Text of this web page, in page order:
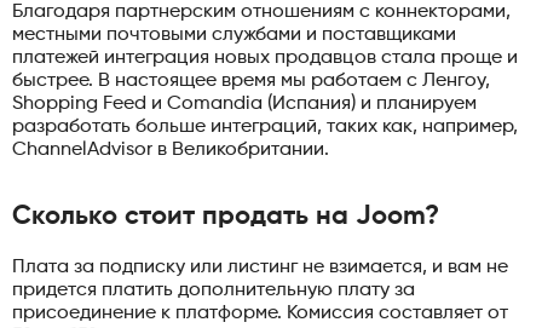
Благодаря партнерским отношениям с коннекторами,
местными почтовыми службами и поставщиками
платежей интеграция новых продавцов стала проще и
быстрее. В настоящее время мы работаем с Ленгоу,
Shopping Feed и Comandia (Испания) и планируем
разработать больше интеграций, таких как, например,
ChannelAdvisor в Великобритании.
Сколько стоит продать на Joom?
Плата за подписку или листинг не взимается, и вам не
придется платить дополнительную плату за
присоединение к платформе. Комиссия составляет от